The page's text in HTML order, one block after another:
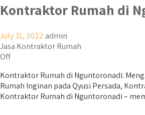
Kontraktor Rumah di
July 31, 2022 admin
Jasa Kontraktor Rumah
Off
Kontraktor Rumah di Nguntoronadi:
Rumah Inginan pada Qyusi Persada,
Kontraktor Rumah di Nguntoronadi –